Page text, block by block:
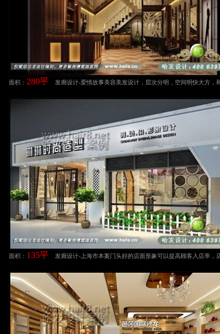
面积： 280平
发廊设计-爱情故事美容美发设计，层次分明，空间明快大方，
面积： 135平
发廊设计-上海市本案门头好的店面形象可以提高顾客入店率，